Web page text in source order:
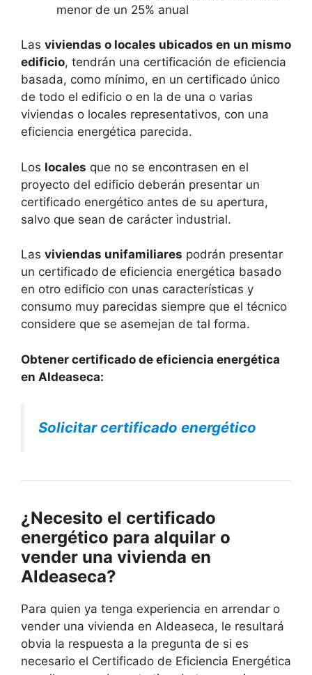
menor de un 25% anual
Las viviendas o locales ubicados en un mismo
edificio, tendrán una certificación de eficiencia
basada, como mínimo, en un certificado único
de todo el edificio o en la de una o varias
viviendas o locales representativos, con una
eficiencia energética parecida.
Los locales que no se encontrasen en el
proyecto del edificio deberán presentar un
certificado energético antes de su apertura,
salvo que sean de carácter industrial.
Las viviendas unifamiliares podrán presentar
un certificado de eficiencia energética basado
en otro edificio con unas características y
consumo muy parecidas siempre que el técnico
considere que se asemejan de tal forma.
Obtener certificado de eficiencia energética
en Aldeaseca:
Solicitar certificado energético
¿Necesito el certificado
energético para alquilar o
vender una vivienda en
Aldeaseca?
Para quien ya tenga experiencia en arrendar o
vender una vivienda en Aldeaseca, le resultará
obvia la respuesta a la pregunta de si es
necesario el Certificado de Eficiencia Energética